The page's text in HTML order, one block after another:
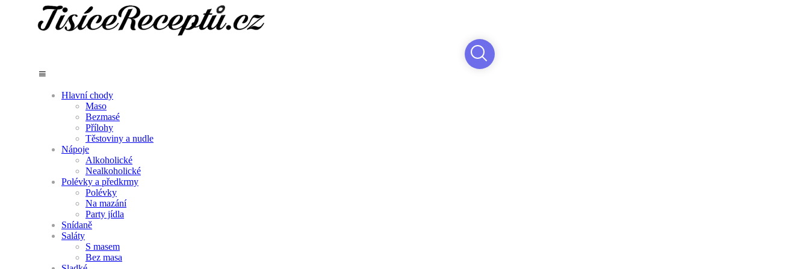
Hlavní chody
Maso
Bezmasé
Přílohy
Těstoviny a nudle
Nápoje
Alkoholické
Nealkoholické
Polévky a předkrmy
Polévky
Na mazání
Party jídla
Snídaně
Saláty
S masem
Bez masa